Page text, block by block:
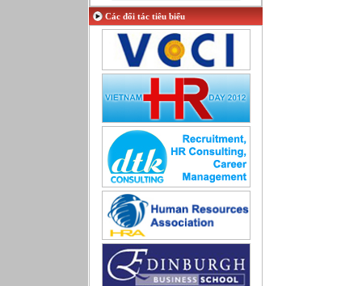
Nhân sự - Hành chính
Nhiều lĩnh vực
Phát triển kinh doanh
Quan hệ công chúng
Quản lý chất lượng
Quản lý, Điều hành
Quản lý, Kinh doanh bất động sản
Quản trị hệ thống
Sản xuất game online
Sở hữu công nghiệp
Tài chính
Thiết kế
Tiếp thị
Tổ chức Sản xuất
Truyền thông
Truyền thông, PR
Các đối tác tiêu biểu